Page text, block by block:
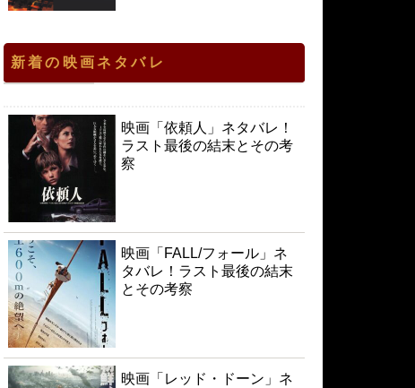
新着の映画ネタバレ
映画「依頼人」ネタバレ！
ラスト最後の結末とその考
察
映画「FALL/フォール」ネ
タバレ！ラスト最後の結末
とその考察
映画「レッド・ドーン」ネ